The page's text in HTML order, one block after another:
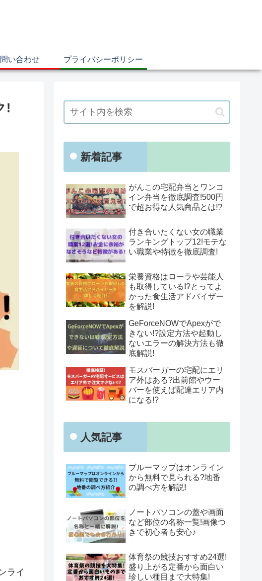
い合わせ プライバシーポリシー
!
ライ
新着記事
がんこの宅配弁当とワンコ
イン弁当を徹底調査!500円
で超お得な人気商品とは!?
付き合いたくない女の職業
ランキングトップ12!モテな
い職業や特徴を徹底調査!
栄養資格はローラや芸能人
も取得している!?とってよ
かった食生活アドバイザー
を解説!
GeForceNOWでApexがで
きない!?設定方法や起動し
ないエラーの解決方法も徹
底解説!
モスバーガーの宅配にエリ
ア外はある?出前館やウー
バーを使えば配達エリア内
になる!?
人気記事
ブルーマップはオンライン
から無料で見られる?地番
の調べ方を解説!
ノートパソコンの蓋や画面
など部位の名称一覧!画像つ
きで初心者も安心♪
体育祭の競技おすすめ24選!
盛り上がる定番から面白い
珍しい種目まで大特集!